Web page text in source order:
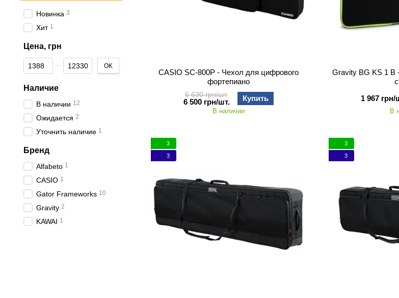
CASIO SC-800P - Чехол для цифрового
фортепиано
6 630 грн/шт.
6 500 грн/шт. Купить
В наличии
Gravity BG KS 1 B
1 967 грн/
В
3
3
3
3
Новинка 3
Хит 1
Цена, грн
От Цена, грн
До Цена, грн OK
Наличие
В наличии 12
Ожидается 2
Уточнить наличие 1
Бренд
Alfabeto 1
CASIO 1
Gator Frameworks 10
Gravity 2
KAWAI 1